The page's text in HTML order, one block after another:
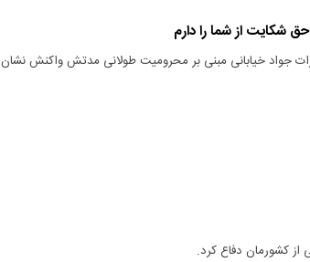
حق شکایت از شما را دارم
جواد خیابانی مبنی بر محرومیت طولانی مدتش واکنش نشان
از کشورمان دفاع کرد.